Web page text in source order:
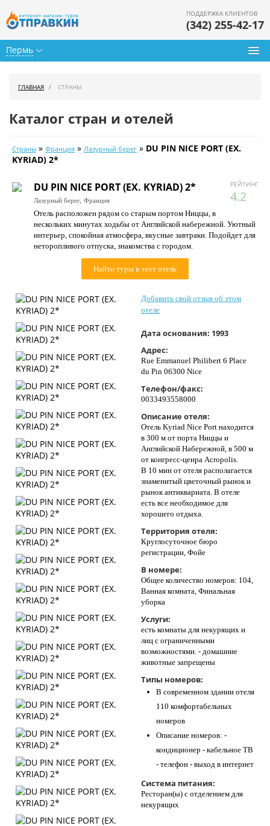
Пермь
ПОДДЕРЖКА КЛИЕНТОВ
(342) 255-42-17
Календарь туров
Цены дня
Страны
Как купить
ГЛАВНАЯ СТРАНЫ
Каталог стран и отелей
Страны » Франция » Лазурный берег » DU PIN NICE PORT (EX.
KYRIAD) 2*
РЕЙТИНГ
4.2
DU PIN NICE PORT (EX. KYRIAD) 2*
Лазурный берег, Франция
Отель расположен рядом со старым портом Ниццы, в
нескольких минутах ходьбы от Английской набережной. Уютный
интерьер, спокойная атмосфера, вкусные завтраки. Подойдет для
неторопливого отпуска, знакомства с городом.
Найти туры в этот отель
Добавить свой отзыв об этом
отеле
Дата основания: 1993
Адрес:
Rue Emmanuel Philibert 6 Place
du Pin 06300 Nice
Телефон/факс:
0033493558000
Описание отеля:
Отель Kyriad Nice Port находится
в 300 м от порта Ниццы и
Английской Набережной, в 500 м
от конгресс-ценра Acropolis.
В 10 мин от отеля располагается
знаменитый цветочный рынок и
рынок антиквариата. В отеле
есть все необходимое для
хорошего отдыха.
Территория отеля:
Круглосуточное бюро
регистрации, Фойе
В номере:
Общее количество номеров: 104,
Ванная комната, Финальная
уборка
Услуги:
есть комнаты для некурящих и
лиц с ограниченными
возможностями. - домашние
животные запрещены
Типы номеров:
В современном здании отеля
110 комфортабельных
номеров
Описание номеров: -
кондиционер - кабельное ТВ
- телефон - выход в интернет
Система питания:
Ресторан(ы) с отделением для
некурящих